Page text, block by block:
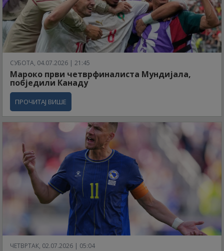
СУБОТА, 04.07.2026 | 21:45
Мароко први четврфиналиста Мундијала,
побједили Канаду
ПРОЧИТАЈ ВИШЕ
ЧЕТВРТАК, 02.07.2026 | 05:04